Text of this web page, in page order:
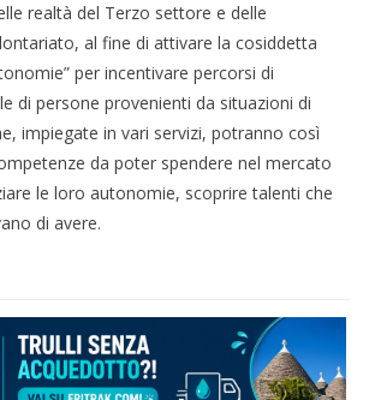
realtà del Terzo settore e delle
al fine di attivare la cosiddetta
per incentivare percorsi di
di persone provenienti da situazioni di
impiegate in vari servizi, potranno così
da poter spendere nel mercato
le loro autonomie, scoprire talenti che
di avere.